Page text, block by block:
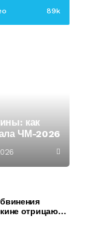
89k
как
ЧМ-2026
отрицают